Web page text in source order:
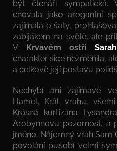
být čtenáři
chovala jako arogantní
zajímala o šaty,
zabijákem na světě, ale
V Krvavém ostří
charakter sice nezměnila,
a celkově její postavu
Nechybí ani zajímavé
Hamel, Král vrahů,
Krásná kurtizána
Arobynnovu pozornost, a
jméno. Nájemný vrah
povolání působí velmi